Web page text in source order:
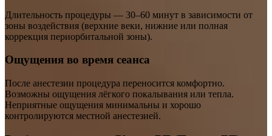
Длительность процедуры — 30–60 минут в зависимости от
зоны воздействия (верхние веки, нижние или полная
коррекция периорбитальной зоны).
Ощущения во время сеанса
После анестезии процедура переносится комфортно.
Возможны ощущения лёгкого покалывания или тепла.
Неприятные ощущения минимальны и хорошо
контролируются местной анестезией.